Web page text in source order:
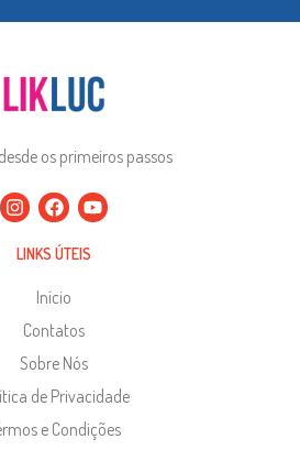
os primeiros passos
LINKS ÚTEIS
Início
Contatos
Sobre Nós
de Privacidade
e Condições